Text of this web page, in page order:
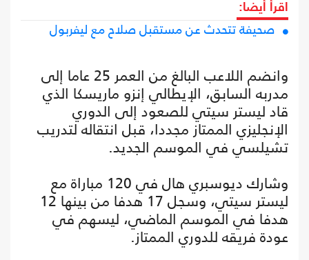
اقرأ أيضا:
صحيفة تتحدث عن مستقبل صلاح مع ليفربول
وانضم اللاعب البالغ من العمر 25 عاما إلى
مدربه السابق، الإيطالي إنزو ماريسكا الذي
قاد ليستر سيتي للصعود إلى الدوري
الإنجليزي الممتاز مجددا، قبل انتقاله لتدريب
تشيلسي في الموسم الجديد.
وشارك ديوسبري هال في 120 مباراة مع
ليستر سيتي، وسجل 17 هدفا من بينها 12
هدفا في الموسم الماضي، ليسهم في
عودة فريقه للدوري الممتاز.